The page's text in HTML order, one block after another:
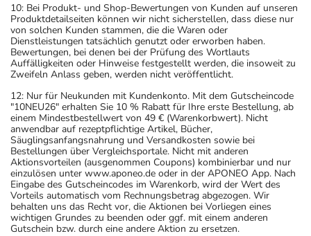
10: Bei Produkt- und Shop-Bewertungen von Kunden auf unseren
Produktdetailseiten können wir nicht sicherstellen, dass diese nur
von solchen Kunden stammen, die die Waren oder
Dienstleistungen tatsächlich genutzt oder erworben haben.
Bewertungen, bei denen bei der Prüfung des Wortlauts
Auffälligkeiten oder Hinweise festgestellt werden, die insoweit zu
Zweifeln Anlass geben, werden nicht veröffentlicht.
12: Nur für Neukunden mit Kundenkonto. Mit dem Gutscheincode
"10NEU26" erhalten Sie 10 % Rabatt für Ihre erste Bestellung, ab
einem Mindestbestellwert von 49 € (Warenkorbwert). Nicht
anwendbar auf rezeptpflichtige Artikel, Bücher,
Säuglingsanfangsnahrung und Versandkosten sowie bei
Bestellungen über Vergleichsportale. Nicht mit anderen
Aktionsvorteilen (ausgenommen Coupons) kombinierbar und nur
einzulösen unter www.aponeo.de oder in der APONEO App. Nach
Eingabe des Gutscheincodes im Warenkorb, wird der Wert des
Vorteils automatisch vom Rechnungsbetrag abgezogen. Wir
behalten uns das Recht vor, die Aktionen bei Vorliegen eines
wichtigen Grundes zu beenden oder ggf. mit einem anderen
Gutschein bzw. durch eine andere Aktion zu ersetzen.